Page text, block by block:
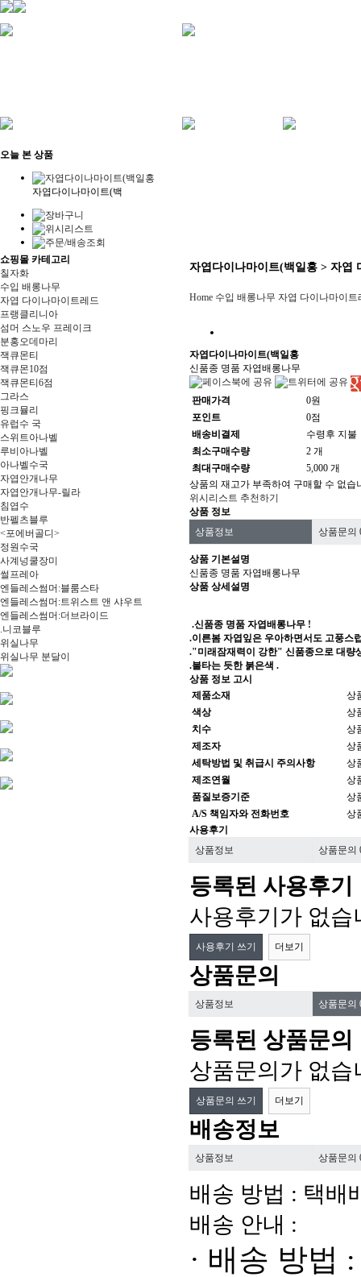
오늘 본 상품
자엽다이나마이트(백
쇼핑몰 카테고리
칠자화
수입 배롱나무
자엽 다이나마이트레드
프랭클리니아
섬머 스노우 프레이크
분홍오데마리
잭큐몬티
잭큐몬10점
잭큐몬티6점
그라스
핑크뮬리
유럽수 국
스위트아나벨
루비아나벨
아나벨수국
자엽안개나무
자엽안개나무-릴라
침엽수
반펠츠블루
<포에버골디>
정원수국
사계넝쿨장미
썰프레아
엔들레스썸머:블룸스타
엔들레스썸머:트위스트 앤 샤우트
엔들레스썸머:더브라이드
.니코블루
위실나무
위실나무 분달이
자엽다이나마이트(백일홍 > 자엽
Home 수입 배롱나무 자엽 다이나마이트
자엽다이나마이트(백일홍
신품종 명품 자엽배롱나무
판매가격
0원
포인트
0점
배송비결제
수령후 지불
최소구매수량
2 개
최대구매수량
5,000 개
상품의 재고가 부족하여 구매할 수 없습
위시리스트 추천하기
상품 정보
상품정보
상품문의
상품 기본설명
신품종 명품 자엽배롱나무
상품 상세설명
.신품종 명품 자엽배롱나무 !
.이른봄 자엽잎은 우아하면서도 고풍스
."미래잠재력이 강한" 신품종으로 대량
.불타는 듯한 붉은색 .
상품 정보 고시
제품소재
상
색상
상
치수
상
제조자
상
세탁방법 및 취급시 주의사항
상
제조연월
상
품질보증기준
상
A/S 책임자와 전화번호
상
사용후기
상품정보
상품문의
등록된 사용후기
사용후기가 없습
사용후기 쓰기 더보기
상품문의
상품정보 상품문의
등록된 상품문의
상품문의가 없습
상품문의 쓰기 더보기
배송정보
상품정보 상품문의
배송 방법 : 택배
배송 안내 :
· 배송 방법